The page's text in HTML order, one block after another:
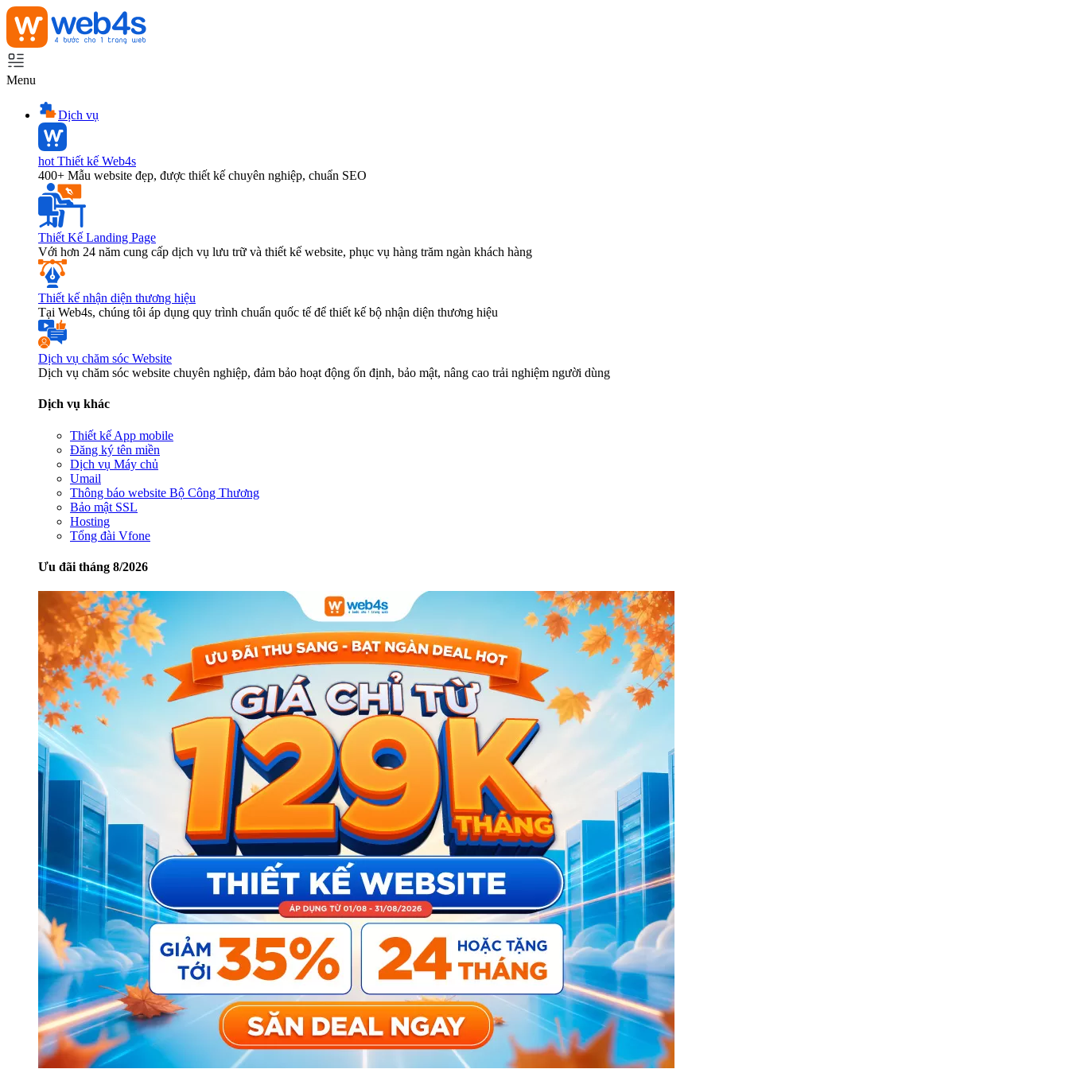
Menu
Dịch vụ
hot Thiết kế Web4s
400+ Mẫu website đẹp, được thiết kế chuyên nghiệp, chuẩn SEO
Thiết Kế Landing Page
Với hơn 24 năm cung cấp dịch vụ lưu trữ và thiết kế website, phục vụ hàng trăm ngàn khách hàng
Thiết kế nhận diện thương hiệu
Tại Web4s, chúng tôi áp dụng quy trình chuẩn quốc tế để thiết kế bộ nhận diện thương hiệu
Dịch vụ chăm sóc Website
Dịch vụ chăm sóc website chuyên nghiệp, đảm bảo hoạt động ổn định, bảo mật, nâng cao trải nghiệm người dùng
Dịch vụ khác
Thiết kế App mobile
Đăng ký tên miền
Dịch vụ Máy chủ
Umail
Thông báo website Bộ Công Thương
Bảo mật SSL
Hosting
Tổng đài Vfone
Ưu đãi tháng 8/2026